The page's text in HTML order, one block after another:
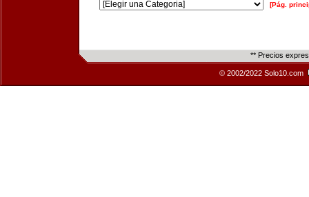
[Pág.
** Precios
© 2002/2022 Solo10.com